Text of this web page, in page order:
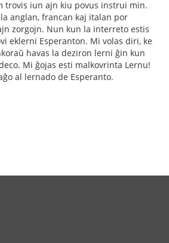
trovis iun ajn kiu povus instrui min.
anglan, francan kaj italan por
zorgojn. Nun kun la interreto estis
eklerni Esperanton. Mi volas diri, ke
havas la deziron lerni ĝin kun
Mi ĝojas esti malkovrinta Lernu!
al lernado de Esperanto.